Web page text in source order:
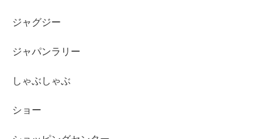
ジャグジー
ジャパンラリー
しゃぶしゃぶ
ショー